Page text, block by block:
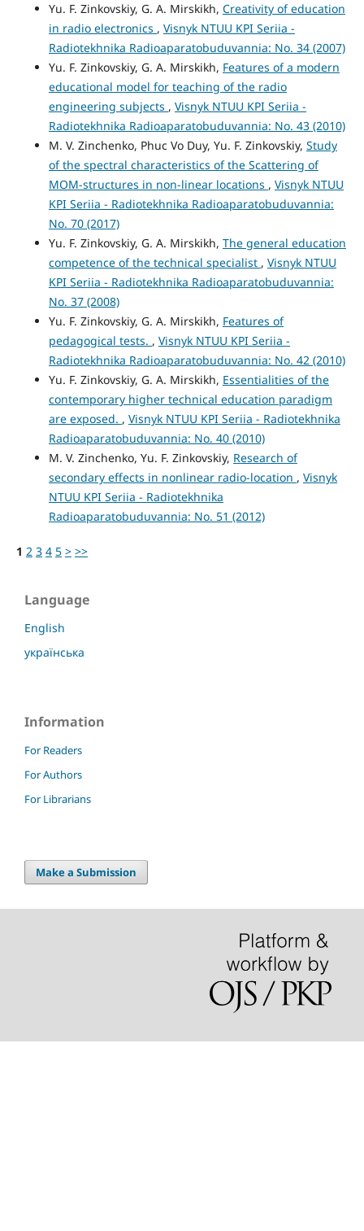
Yu. F. Zinkovskiy, G. A. Mirskikh, Creativity of education
in radio electronics , Visnyk NTUU KPI Seriia -
Radiotekhnika Radioaparatobuduvannia: No. 34 (2007)
Yu. F. Zinkovskiy, G. A. Mirskikh, Features of a modern
educational model for teaching of the radio
engineering subjects , Visnyk NTUU KPI Seriia -
Radiotekhnika Radioaparatobuduvannia: No. 43 (2010)
M. V. Zinchenko, Phuc Vo Duy, Yu. F. Zinkovskiy, Study
of the spectral characteristics of the Scattering of
MOM-structures in non-linear locations , Visnyk NTUU
KPI Seriia - Radiotekhnika Radioaparatobuduvannia:
No. 70 (2017)
Yu. F. Zinkovskiy, G. A. Mirskikh, The general education
competence of the technical specialist , Visnyk NTUU
KPI Seriia - Radiotekhnika Radioaparatobuduvannia:
No. 37 (2008)
Yu. F. Zinkovskiy, G. A. Mirskikh, Features of
pedagogical tests. , Visnyk NTUU KPI Seriia -
Radiotekhnika Radioaparatobuduvannia: No. 42 (2010)
Yu. F. Zinkovskiy, G. A. Mirskikh, Essentialities of the
contemporary higher technical education paradigm
are exposed. , Visnyk NTUU KPI Seriia - Radiotekhnika
Radioaparatobuduvannia: No. 40 (2010)
M. V. Zinchenko, Yu. F. Zinkovskiy, Research of
secondary effects in nonlinear radio-location , Visnyk
NTUU KPI Seriia - Radiotekhnika
Radioaparatobuduvannia: No. 51 (2012)
1 2 3 4 5 > >>
Language
English
українська
Information
For Readers
For Authors
For Librarians
Make a Submission